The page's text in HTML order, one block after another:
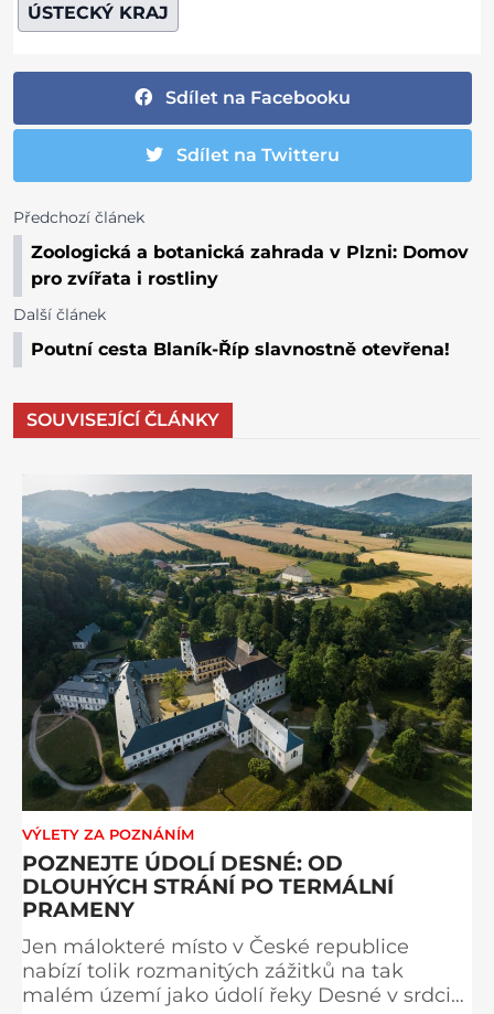
ÚSTECKÝ KRAJ
Sdílet na Facebooku
Sdílet na Twitteru
Předchozí článek
Zoologická a botanická zahrada v Plzni: Domov
pro zvířata i rostliny
Další článek
Poutní cesta Blaník-Říp slavnostně otevřena!
SOUVISEJÍCÍ ČLÁNKY
VÝLETY ZA POZNÁNÍM
POZNEJTE ÚDOLÍ DESNÉ: OD
DLOUHÝCH STRÁNÍ PO TERMÁLNÍ
PRAMENY
Jen málokteré místo v České republice
nabízí tolik rozmanitých zážitků na tak
malém území jako údolí řeky Desné v srdci